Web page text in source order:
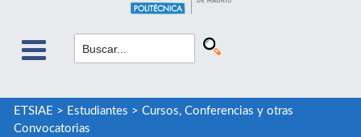
ETSIAE > Estudiantes > Cursos, Conferencias y otras
Convocatorias